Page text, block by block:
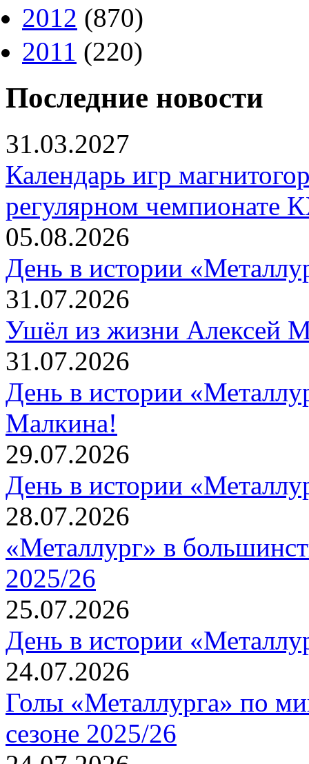
2012 (870)
2011 (220)
Последние новости
31.03.2027
Календарь игр
регулярном чемпионате
05.08.2026
День в истории
31.07.2026
Ушёл из жизни Алексей
31.07.2026
День в истории
Малкина!
29.07.2026
День в истории
28.07.2026
«Металлург» в
2025/26
25.07.2026
День в истории
24.07.2026
Голы «Металлурга» по
сезоне 2025/26